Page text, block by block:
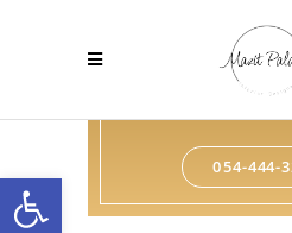
להתחיל?
54-444-